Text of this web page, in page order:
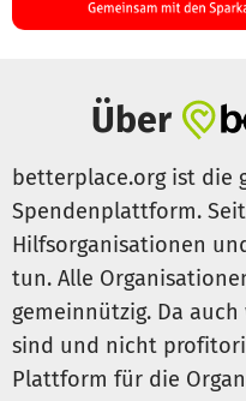
Über
betterplace.org ist die
Spendenplattform.
Hilfsorganisationen
tun. Alle
gemeinnützig. Da
sind und nicht
Plattform für die